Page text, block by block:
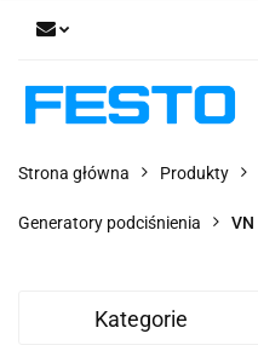
Strona główna Produkty
Generatory podciśnienia VN
Kategorie